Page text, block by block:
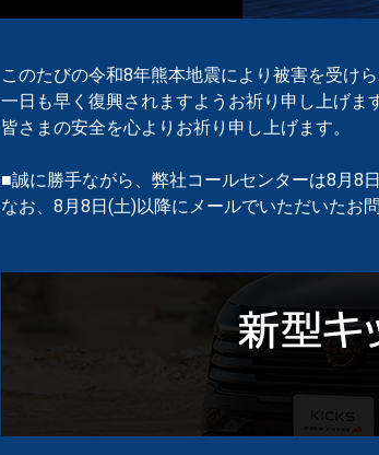
このたびの令和8年熊本地震により被害を受け
一日も早く復興されますようお祈り申し上げま
皆さまの安全を心よりお祈り申し上げます。
■誠に勝手ながら、弊社コールセンターは8月8
なお、8月8日(土)以降にメールでいただいたお